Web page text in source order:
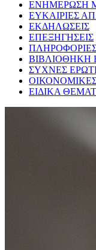
ΕΝΗΜΕΡΩΣΗ
ΕΥΚΑΙΡΙΕΣ
ΕΚΔΗΛΩΣΕΙΣ
ΕΠΕΞΗΓΗΣΕΙΣ
ΒΙΒΛΙΟΘΗΚΗ
ΣΥΧΝΕΣ
ΕΙΔΙΚΑ